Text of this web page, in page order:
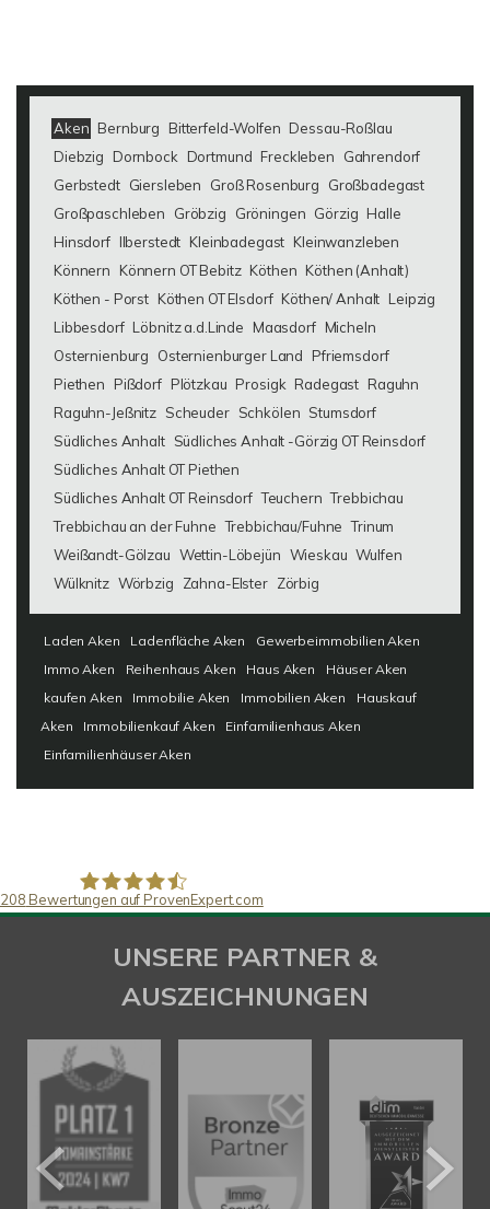
Aken Bernburg Bitterfeld-Wolfen Dessau-Roßlau
Diebzig
Dornbock Dortmund Freckleben
Gahrendorf
Gerbstedt Giersleben Groß Rosenburg
Großbadegast
Großpaschleben
Gröbzig Gröningen Görzig Halle
Hinsdorf Ilberstedt Kleinbadegast Kleinwanzleben
Könnern
Könnern OT Bebitz Köthen Köthen (Anhalt)
Köthen - Porst Köthen OT Elsdorf Köthen/ Anhalt Leipzig
Libbesdorf Löbnitz a.d.Linde Maasdorf Micheln
Osternienburg
Osternienburger Land
Pfriemsdorf
Piethen
Pißdorf Plötzkau Prosigk Radegast Raguhn
Raguhn-Jeßnitz Scheuder Schkölen Stumsdorf
Südliches Anhalt Südliches Anhalt -Görzig OT Reinsdorf
Südliches Anhalt OT Piethen
Südliches Anhalt OT Reinsdorf Teuchern Trebbichau
Trebbichau an der Fuhne Trebbichau/Fuhne Trinum
Weißandt-Gölzau Wettin-Löbejün Wieskau Wulfen
Wülknitz Wörbzig Zahna-Elster Zörbig
Laden Aken Ladenfläche Aken
Gewerbeimmobilien Aken
Immo Aken
Reihenhaus Aken Haus Aken
Häuser Aken
kaufen Aken
Immobilie Aken Immobilien Aken
Hauskauf
Aken
Immobilienkauf Aken
Einfamilienhaus Aken
Einfamilienhäuser Aken
SAW Immobilien
208 Bewertungen auf ProvenExpert.com
UNSERE PARTNER &
AUSZEICHNUNGEN